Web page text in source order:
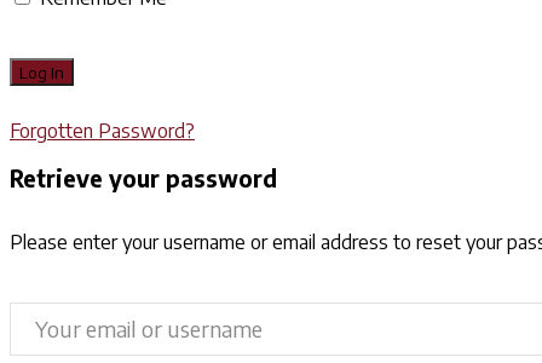
Forgotten Password?
Retrieve your password
Please enter your username or email address to reset your